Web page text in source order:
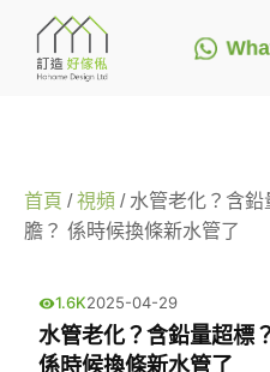
首頁 /視頻 / 水管老化？含
膽？ 係時候換條新水管了
1.6K2025-04-29
水管老化？含鉛量超標
係時候換條新水管了